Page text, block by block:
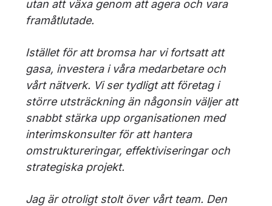
utan att växa genom att agera och vara
framåtlutade.
Istället för att bromsa har vi fortsatt att
gasa, investera i våra medarbetare och
vårt nätverk. Vi ser tydligt att företag i
större utsträckning än någonsin väljer att
snabbt stärka upp organisationen med
interimskonsulter för att hantera
omstruktureringar, effektiviseringar och
strategiska projekt.
Jag är otroligt stolt över vårt team. Den